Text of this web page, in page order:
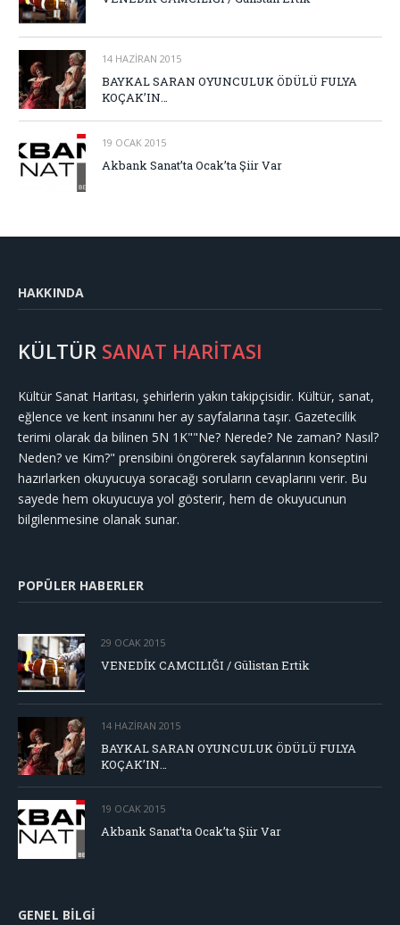
14 HAZIRAN 2015
BAYKAL SARAN OYUNCULUK ÖDÜLÜ FULYA
KOÇAK’IN…
19 OCAK 2015
Akbank Sanat’ta Ocak’ta Şiir Var
HAKKINDA
KÜLTÜR SANAT HARİTASI
Kültür Sanat Haritası, şehirlerin yakın takipçisidir. Kültür, sanat,
eğlence ve kent insanını her ay sayfalarına taşır. Gazetecilik
terimi olarak da bilinen 5N 1K""Ne? Nerede? Ne zaman? Nasıl?
Neden? ve Kim?" prensibini öngörerek sayfalarının konseptini
hazırlarken okuyucuya soracağı soruların cevaplarını verir. Bu
sayede hem okuyucuya yol gösterir, hem de okuyucunun
bilgilenmesine olanak sunar.
POPÜLER HABERLER
29 OCAK 2015
VENEDİK CAMCILIĞI / Gülistan Ertik
14 HAZIRAN 2015
BAYKAL SARAN OYUNCULUK ÖDÜLÜ FULYA
KOÇAK’IN…
19 OCAK 2015
Akbank Sanat’ta Ocak’ta Şiir Var
GENEL BILGI